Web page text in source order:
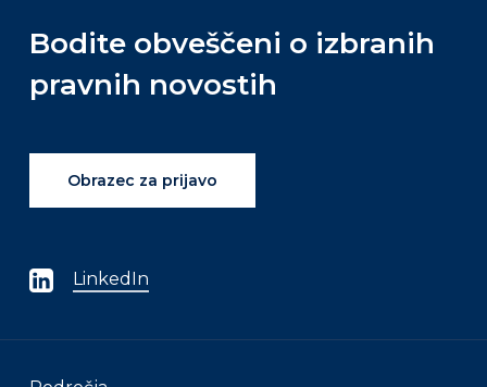
Bodite obveščeni o izbranih
pravnih novostih
Obrazec za prijavo
LinkedIn